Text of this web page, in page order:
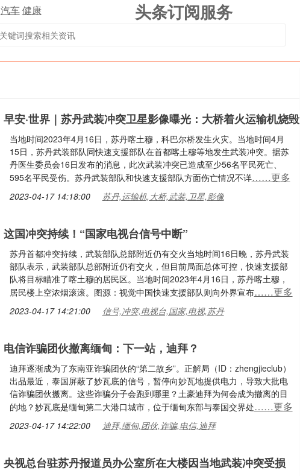
汽车健康 头条订阅服务
早安·世界｜苏丹武装冲突卫星影像曝光：大桥着火运输机烧毁
当地时间2023年4月16日，苏丹喀土穆，科巴尔桥发生火灾。当地时间4月
15日，苏丹武装部队同快速支援部队在首都喀土穆等地发生武装冲突。据苏
丹医生委员会16日发布的消息，此次武装冲突已造成至少56名平民死亡、
595名平民受伤。苏丹武装部队和快速支援部队方面伤亡情况不详……更多
2023-04-17 14:18:00 苏丹,运输机,大桥,武装,卫星,影像
这国冲突持续！“国家电视台信号中断”
苏丹首都冲突持续，武装部队总部附近仍有交火当地时间16日晚，苏丹武装
部队表示，武装部队总部附近仍有交火，但目前局面总体可控，快速支援部
队将目标瞄准了喀土穆的居民区。当地时间2023年4月16日，苏丹喀土穆，
居民楼上空浓烟滚滚。图源：视觉中国快速支援部队则向外界宣布……更多
2023-04-17 14:21:00 信号,冲突,电视台,国家,电视,苏丹
电信诈骗团伙撤离缅甸：下一站，迪拜？
迪拜逐渐成为了东南亚诈骗团伙的“第二故乡”。正解局（ID：zhengjieclub）
出品最近，泰国屏蔽了妙瓦底的信号，暂停向妙瓦地提供电力，导致大批电
信诈骗团伙搬离。这些诈骗分子会跑到哪里？土豪迪拜为何会成为撤离的目
的地？妙瓦底是缅甸第二大港口城市，位于缅甸东部与泰国交界处……更多
2023-04-17 14:22:00 迪拜,缅甸,团伙,诈骗,电信,迪拜
央视总台驻苏丹报道员办公室所在大楼因当地武装冲突受损